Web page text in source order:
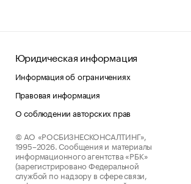
Юридическая информация
Информация об ограничениях
Правовая информация
О соблюдении авторских прав
© АО «РОСБИЗНЕСКОНСАЛТИНГ»,
1995–2026. Сообщения и материалы
информационного агентства «РБК»
(зарегистрировано Федеральной
службой по надзору в сфере связи,